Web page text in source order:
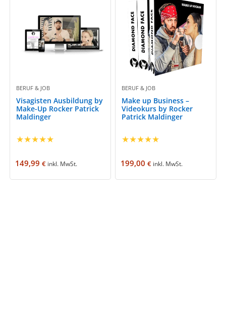
BERUF & JOB
Visagisten Ausbildung by
Make-Up Rocker Patrick
Maldinger
★★★★★
149,99€ inkl. MwSt.
BERUF & JOB
Make up Business –
Videokurs by Rocker
Patrick Maldinger
★★★★★
199,00€ inkl. MwSt.